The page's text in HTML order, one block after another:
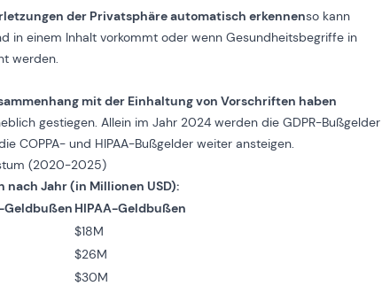
der Privatsphäre automatisch erkennenso kann
in einem Inhalt vorkommt oder wenn Gesundheitsbegriffe in
werden.
mit der Einhaltung von Vorschriften haben
gestiegen. Allein im Jahr 2024 werden die GDPR-Bußgelder
COPPA- und HIPAA-Bußgelder weiter ansteigen.
(2020-2025)
Jahr (in Millionen USD):
Geldbußen HIPAA-Geldbußen
$18M
$26M
$30M